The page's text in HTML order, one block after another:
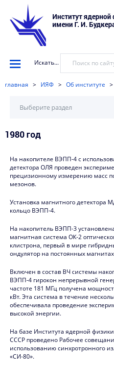
Институт ядерной
имени Г. И.
Искать...
главная > ИЯФ > Об институте >
2025
2023
2022
2021
2020
2019
2018
2017
2015
2014
Выберите раздел
1980 год
На накопителе ВЭПП-4 с
детектора ОЛЯ проведен
прецизионному измерению масс
мезонов.
Установка магнитного детектора
кольцо ВЭПП-4.
На накопитель ВЭПП-3
магнитная система ОК-2
клистрона, первый в мире
ондулятор на постоянных
Включен в состав ВЧ системы
ВЭПП-4 гирокон непрерывной
частоте 181 МГц получена
кВт. Эта система в течение
обеспечивала проведение
высокой энергии.
На базе Института ядерной
СССР проведено Рабочее
использованию синхротронного
«СИ-80».